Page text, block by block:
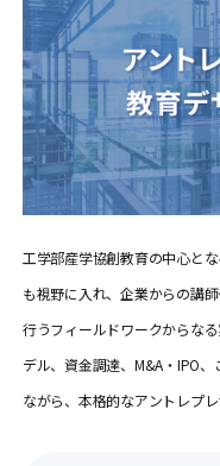
工学部産学協創教育の中心と
も視野に入れ、企業からの講
行うフィールドワークからな
デル、資金調達、M&A・IPO
ながら、本格的なアントレプレ